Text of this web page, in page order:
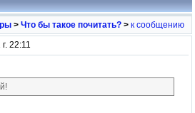
> Что бы такое почитать? > к сообщению
22:11